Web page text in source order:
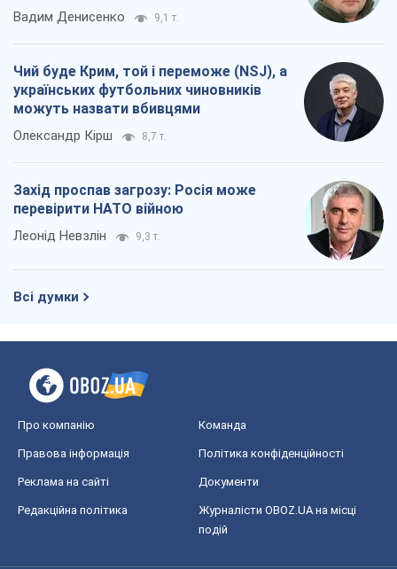
Вадим Денисенко 9,1 т.
Чий буде Крим, той і переможе (NSJ), а
українських футбольних чиновників
можуть назвати вбивцями
Олександр Кірш 8,7 т.
Захід проспав загрозу: Росія може
перевірити НАТО війною
Леонід Невзлін 9,3 т.
Всі думки
Про компанію Команда
Правова інформація Політика конфіденційності
Реклама на сайті Документи
Редакційна політика
Журналісти OBOZ.UA на місці
подій